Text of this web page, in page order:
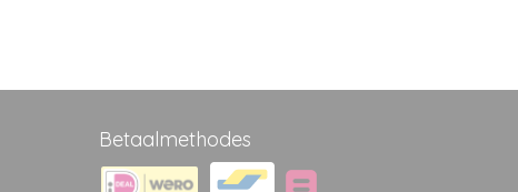
Betaalmethodes